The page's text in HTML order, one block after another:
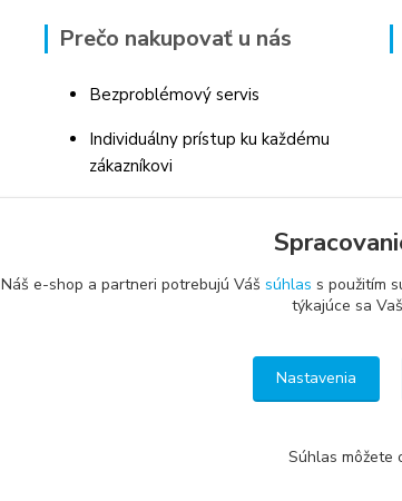
Prečo nakupovať u nás
Bezproblémový servis
Individuálny prístup ku každému
zákazníkovi
poradenstvo
Náš e-shop a partneri potrebujú Váš súhlas s použitím
týkajúce sa
Nastavenia
Súhlas môžete